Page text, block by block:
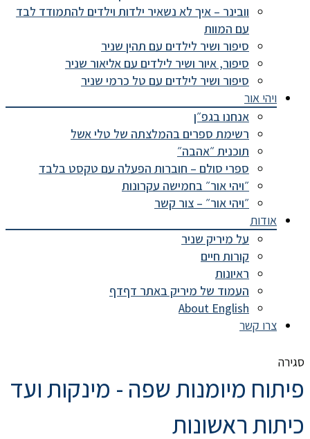
וובינר – איך לא נשאיר ילדות וילדים להתמודד לבד
עם המוות
סיפור ושיר לילדים עם תהין שניר
סיפור, איור ושיר לילדים עם אליאור שניר
סיפור ושיר לילדים עם טל כרמי שניר
ויהי אור
אנחנו בגפ״ן
רשימת ספרים בהמלצתה של טלי אשל
תוכנית ״אהבה״
ספרי סולם – חוברות הפעלה עם טקסט בלבד
״ויהי אור״ בחמישה עקרונות
״ויהי אור״ – צור קשר
אודות
על מיריק שניר
קורות חיים
ראיונות
העמוד של מיריק באתר דףדף
About English
צרו קשר
סגירה
פיתוח מיומנות שפה - מינקות ועד
כיתות ראשונות